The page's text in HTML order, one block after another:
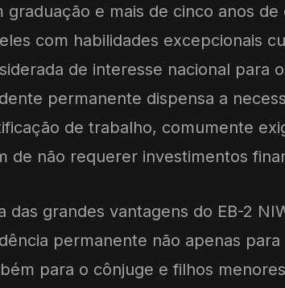
graduação e mais de cinco anos
com habilidades excepcionais
de interesse nacional para
permanente dispensa a
de trabalho, comumente
de não requerer investimentos
das grandes vantagens do EB-2
permanente não apenas
para o cônjuge e filhos